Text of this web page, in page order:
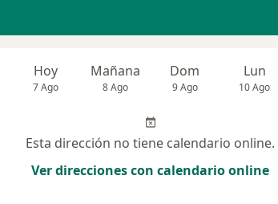
Hoy
7 Ago
Mañana
8 Ago
Dom
9 Ago
Lun
10 Ago
Esta dirección no tiene calendario online.
Ver direcciones con calendario online